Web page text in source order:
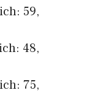
59,
48,
75,